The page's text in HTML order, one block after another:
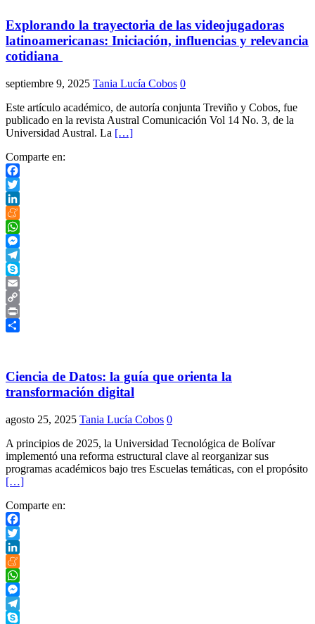
Explorando la trayectoria de las videojugadoras
latinoamericanas: Iniciación, influencias y relevancia
cotidiana
septiembre 9, 2025 Tania Lucía Cobos 0
Este artículo académico, de autoría conjunta Treviño y Cobos, fue
publicado en la revista Austral Comunicación Vol 14 No. 3, de la
Universidad Austral. La […]
Comparte en:
Facebook
Twitter
LinkedIn
Meneame
WhatsApp
Messenger
Telegram
Skype
Email
Copy
Link
Print
Ciencia de Datos: la guía que orienta la
transformación digital
agosto 25, 2025 Tania Lucía Cobos 0
A principios de 2025, la Universidad Tecnológica de Bolívar
implementó una reforma estructural clave al reorganizar sus
programas académicos bajo tres Escuelas temáticas, con el propósito
[…]
Comparte en:
Facebook
Twitter
LinkedIn
Meneame
WhatsApp
Messenger
Telegram